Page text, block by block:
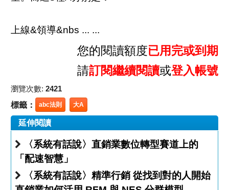
上線&領導­&nbs ... ...
您的閱讀額度已用完或到期
請訂閱繼續閱讀或登入帳號
瀏覽次數: 2421
標籤： abc法則 大A
延伸閱讀
〈系統有話說〉直銷業數位轉型賽道上的
「配速智慧」
〈系統有話說〉精準行銷 從找到對的人開始